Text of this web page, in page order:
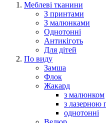
Меблеві тканини
З принтами
З малюнками
Однотонні
Антикіготь
Для дітей
По виду
Замша
Флок
Жакард
з малюнком
з
однотонні